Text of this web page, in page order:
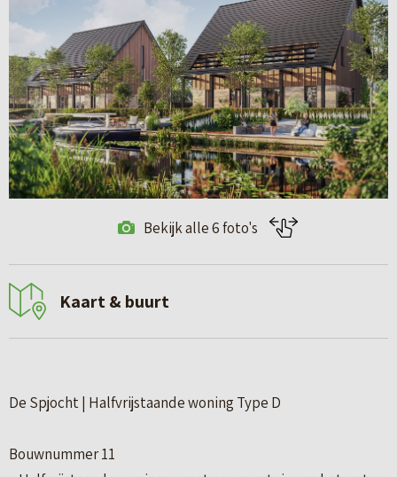
Bekijk alle 6 foto's
Kaart & buurt
De Spjocht | Halfvrijstaande woning Type D
Bouwnummer 11